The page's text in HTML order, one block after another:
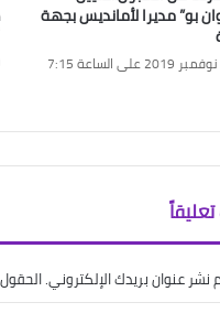
بو” مديرا لأمانديس بجهة
23 نوفمبر 2019 على الساعة 7:15
نشر عنوان بريدك الإلكتروني.